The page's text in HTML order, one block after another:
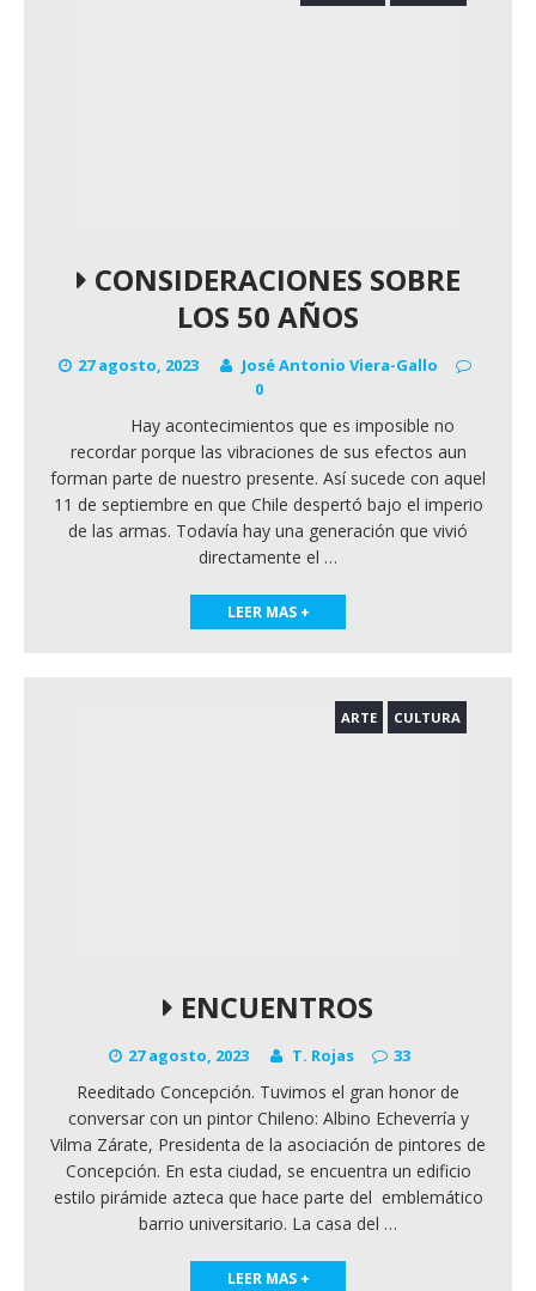
CONSIDERACIONES SOBRE
LOS 50 AÑOS
27 agosto, 2023
José Antonio Viera-Gallo
0
Hay acontecimientos que es imposible no
recordar porque las vibraciones de sus efectos aun
forman parte de nuestro presente. Así sucede con aquel
11 de septiembre en que Chile despertó bajo el imperio
de las armas. Todavía hay una generación que vivió
directamente el …
LEER MAS +
ARTE CULTURA
ENCUENTROS
27 agosto, 2023 T. Rojas 33
Reeditado Concepción. Tuvimos el gran honor de
conversar con un pintor Chileno: Albino Echeverría y
Vilma Zárate, Presidenta de la asociación de pintores de
Concepción. En esta ciudad, se encuentra un edificio
estilo pirámide azteca que hace parte del emblemático
barrio universitario. La casa del …
LEER MAS +